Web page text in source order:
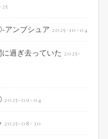
アンブシュア 2025-10-04
過ぎ去っていた 2025-
2025-09-04
2025-08-30